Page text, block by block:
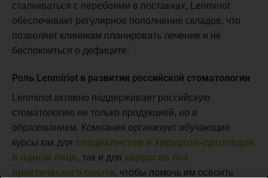
сталкиваться с перебоями в поставках, Lenmiriot
обеспечивает регулярное пополнение складов, что
позволяет клиникам планировать лечение и не
беспокоиться о дефиците.
Роль Lenmiriot в развитии российской стоматологии
Lenmiriot активно поддерживает российскую
стоматологию не только продукцией, но и
образованием. Компания организует обучающие
курсы как для специалистов и хирургов-ортопедов
в одном лице, так и для хирургов без
практического опыта, чтобы помочь им освоить